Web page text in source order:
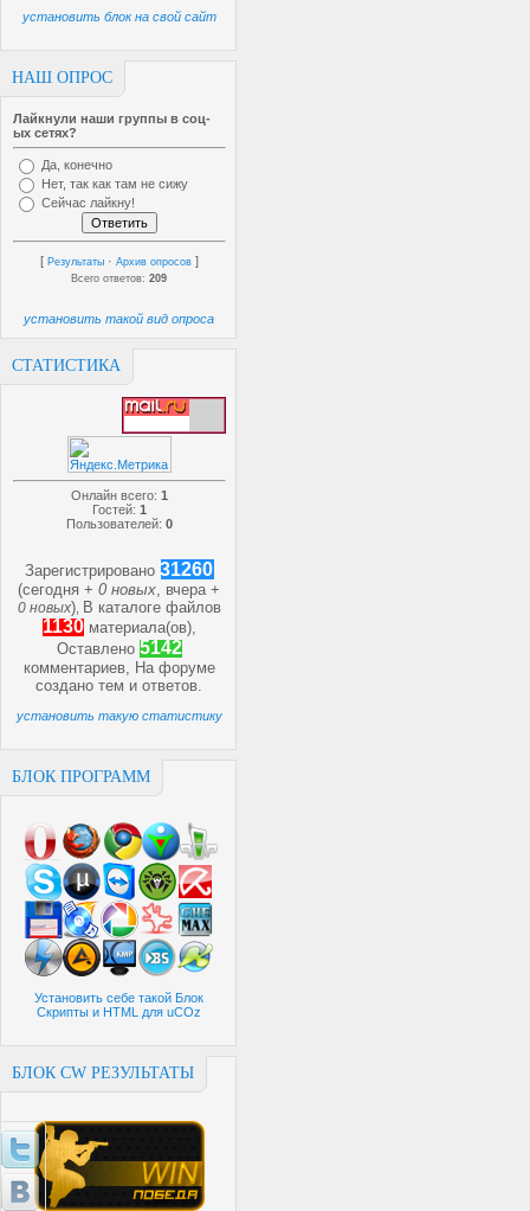
установить блок на свой сайт
НАШ ОПРОС
Лайкнули наши группы в соц-
ых сетях?
Да, конечно
Нет, так как там не сижу
Сейчас лайкну!
[ Результаты · Архив опросов ]
Всего ответов:209
установить такой вид опроса
СТАТИСТИКА
Онлайн всего: 1
Гостей: 1
Пользователей: 0
Зарегистрировано 31260
(сегодня +0 новых, вчера +
0 новых) В каталоге файлов
1130 материала(ов),
Оставлено 5142
комментариев, На форуме
созданотем иответов.
установить такую статистику
БЛОК ПРОГРАММ
Установить себе такой Блок
Скрипты и HTML для uCOz
БЛОК CW РЕЗУЛЬТАТЫ